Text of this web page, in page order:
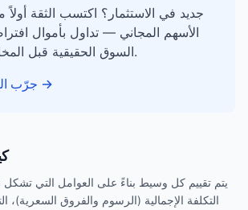
جديد في الاستثمار؟ اكتسب الثقة
الأسهم المجاني — تداول بأموال
السوق الحقيقية قبل المخاطرة بأي سنت.
جرّب →
يتم تقييم كل وسيط بناءً على العوامل التي تشكل
التكلفة الإجمالية (الرسوم والفروق السعرية)،